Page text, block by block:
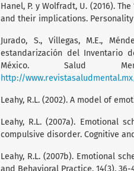
Hanel, P. y Wolfradt, U. (2016).
and their implications.
Jurado, S., Villegas, M.E.,
estandarización del Inventario
México. Salud
http://
Leahy, R.L. (2002). A model of
Leahy, R.L. (2007a). Emotional
compulsive disorder. Cognitive
Leahy, R.L. (2007b). Emotional
and Behavioral Practice, 14(3), 36-